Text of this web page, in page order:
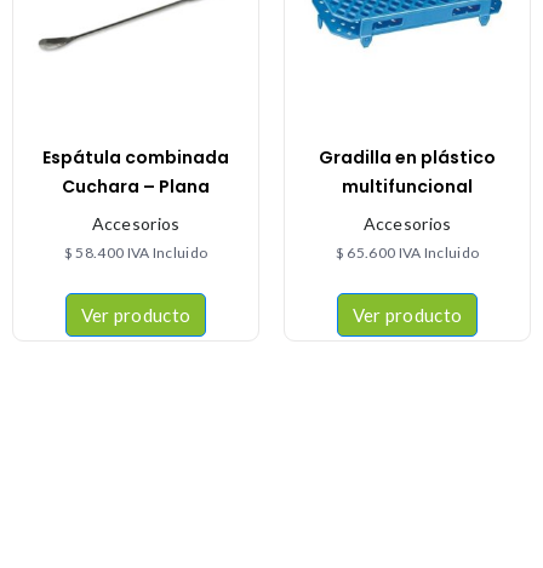
Espátula combinada
Cuchara – Plana
Accesorios
$ 58.400 IVA Incluido
Ver producto
Gradilla en plástico
multifuncional
Accesorios
$ 65.600 IVA Incluido
Ver producto